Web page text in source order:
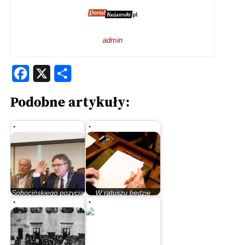
admin
Facebook
Podobne artykuły:
Sobocińskiego pozycja
została niezachwiana
W ratuszu będzie
awantura (komentarz)